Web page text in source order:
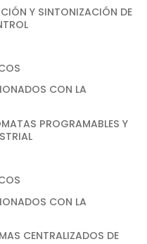
Y SINTONIZACIÓN DE
CON LA
PROGRAMABLES Y
CON LA
CENTRALIZADOS DE